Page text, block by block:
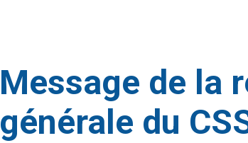
Message de la
générale du